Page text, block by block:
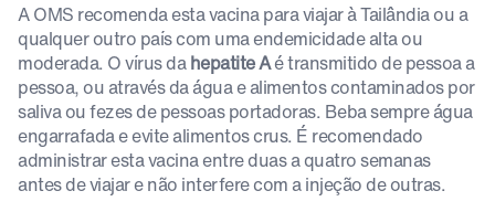
A OMS recomenda esta vacina para viajar à Tailândia ou a
qualquer outro país com uma endemicidade alta ou
moderada. O vírus dahepatite Aé transmitido de pessoa a
pessoa, ou através da água e alimentos contaminados por
saliva ou fezes de pessoas portadoras. Beba sempre água
engarrafada e evite alimentos crus. É recomendado
administrar esta vacina entre duas a quatro semanas
antes de viajar e não interfere com a injeção de outras.